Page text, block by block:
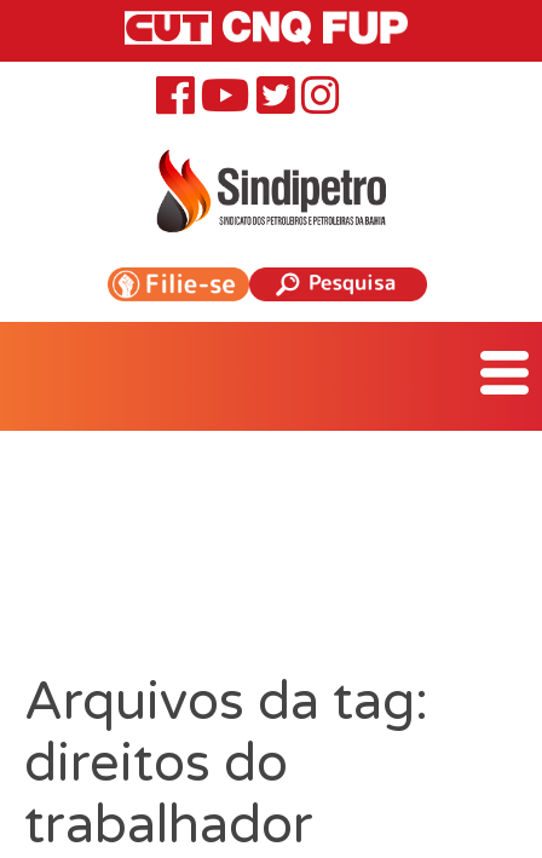
Arquivos da tag:
direitos do
trabalhador